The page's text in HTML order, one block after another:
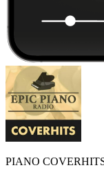
PIANO